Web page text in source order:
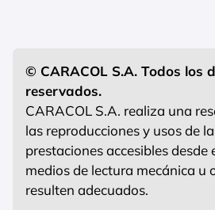
© CARACOL S.A. Todos los
reservados.
CARACOL S.A. realiza una
las reproducciones y usos de
prestaciones accesibles desde
medios de lectura mecánica u
resulten adecuados.